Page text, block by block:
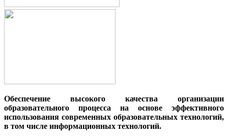
Обеспечение высокого качества организации
образовательного процесса на основе эффективного
использования современных образовательных технологий,
в том числе информационных технологий.